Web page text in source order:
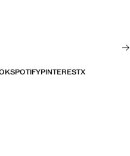
SPOTIFYPINTERESTX